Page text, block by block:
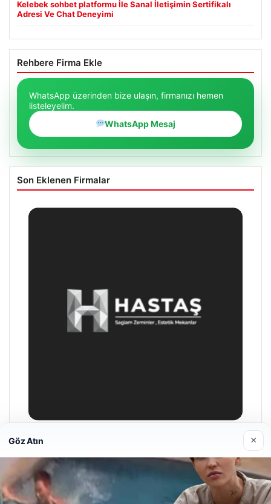
Kelebek sohbet platformu İle Sanal İletişimin Sertifikalı
Adresi Ve Chat Deneyimi
Rehbere Firma Ekle
WhatsApp üzerinden bize ulaşın, firmanızı hemen
listeleyelim.
WhatsApp Mesaj
Son Eklenen Firmalar
Hastaş Beton
26/05/2026
Web sitemizi nasıl kullandığınızı daha iyi anlayabilmek,
Göz Atın ×